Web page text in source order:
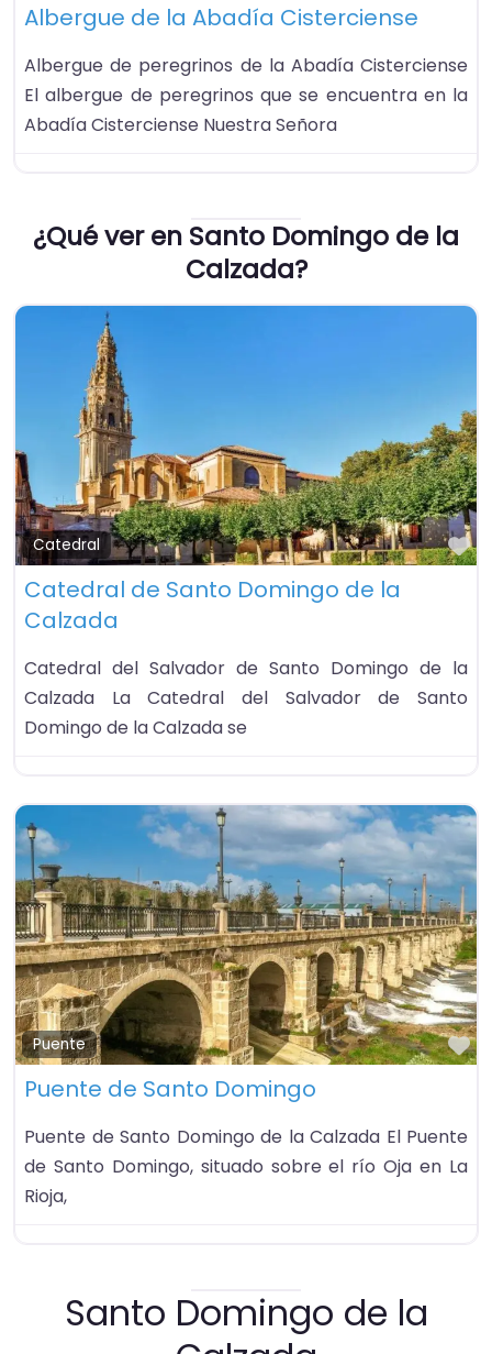
Albergue de la Abadía Cisterciense
Albergue de peregrinos de la Abadía Cisterciense
El albergue de peregrinos que se encuentra en la
Abadía Cisterciense Nuestra Señora
¿Qué ver en Santo Domingo de la
Calzada?
Catedral
Catedral de Santo Domingo de la
Calzada
Catedral del Salvador de Santo Domingo de la
Calzada La Catedral del Salvador de Santo
Domingo de la Calzada se
Puente
Puente de Santo Domingo
Puente de Santo Domingo de la Calzada El Puente
de Santo Domingo, situado sobre el río Oja en La
Rioja,
Santo Domingo de la